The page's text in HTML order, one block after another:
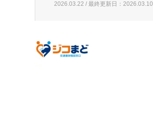
2026.03.22 / 最終更新日：2026.03.10